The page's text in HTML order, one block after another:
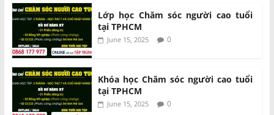
Lớp học Chăm sóc người cao tuổi
tại TPHCM
June 15, 2025 0
Khóa học Chăm sóc người cao tuổi
tại TPHCM
June 15, 2025 0